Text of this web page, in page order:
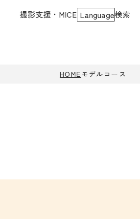
撮影支援・MICE Language検索
HOMEモデルコース